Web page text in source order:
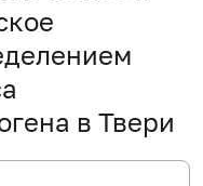
в Твери